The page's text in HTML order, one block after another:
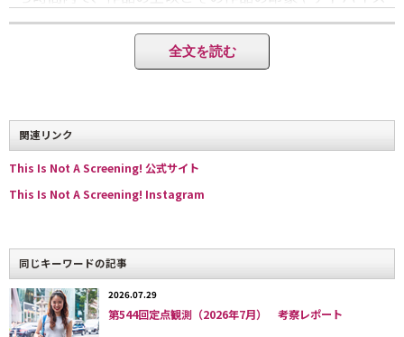
を観客から得るディスカッションが行われる。映画祭な
どのコンペとは異なり、作品の審査やアイデアピッチは
行わない。純粋な意見交換、制作のための手がかりを得
ミュニティだ。
開催場所は、東ロンドン、Dalston（ダルストン）に位置
する独立系映画館「Rio Cinema（リオ・シネマ）」の地
ィストと観客含め30人ほどが集まる。上映作品は媒体が
映像であればなんでもいい。過去には、ホラー映画、ド
キュメンタリー、実験映画、ミュージックビデオ、ビジ
ュアルアートなど様々なジャンル、長さも1分のものから
全文を読む
関連リンク
This Is Not A Screening! 公式サイト
This Is Not A Screening! Instagram
同じキーワードの記事
2026.07.29
第544回定点観測（2026年7月） 考察レポート